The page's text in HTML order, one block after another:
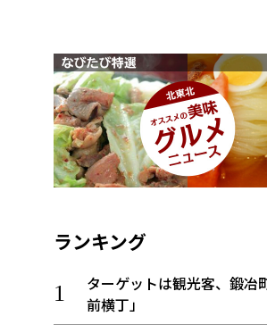
ランキング
ターゲットは観光客、鍛冶
前横丁」